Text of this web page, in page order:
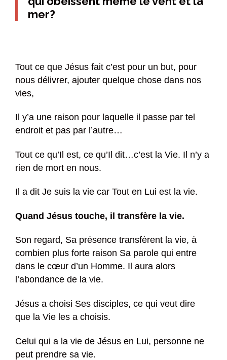
mer?
Tout ce que Jésus fait c’est pour un but, pour
nous délivrer, ajouter quelque chose dans nos
vies,
Il y’a une raison pour laquelle il passe par tel
endroit et pas par l’autre…
Tout ce qu’Il est, ce qu’Il dit…c’est la Vie. Il n’y a
rien de mort en nous.
Il a dit Je suis la vie car Tout en Lui est la vie.
Quand Jésus touche, il transfère la vie.
Son regard, Sa présence transfèrent la vie, à
combien plus forte raison Sa parole qui entre
dans le cœur d’un Homme. Il aura alors
l’abondance de la vie.
Jésus a choisi Ses disciples, ce qui veut dire
que la Vie les a choisis.
Celui qui a la vie de Jésus en Lui, personne ne
peut prendre sa vie.